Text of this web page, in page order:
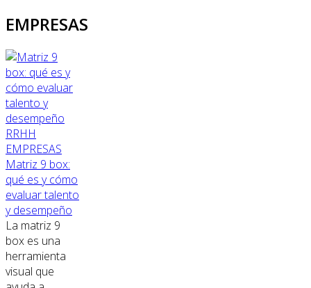
EMPRESAS
RRHH
EMPRESAS
Matriz 9 box:
qué es y cómo
evaluar talento
y desempeño
La matriz 9
box es una
herramienta
visual que